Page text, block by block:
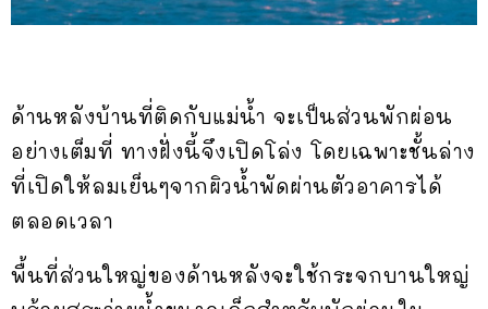
ด้านหลังบ้านที่ติดกับแม่น้ำ จะเป็นส่วนพักผ่อน
อย่างเต็มที่ ทางฝั่งนี้จึงเปิดโล่ง โดยเฉพาะชั้นล่าง
ที่เปิดให้ลมเย็นๆจากผิวน้ำพัดผ่านตัวอาคารได้
ตลอดเวลา
พื้นที่ส่วนใหญ่ของด้านหลังจะใช้กระจกบานใหญ่